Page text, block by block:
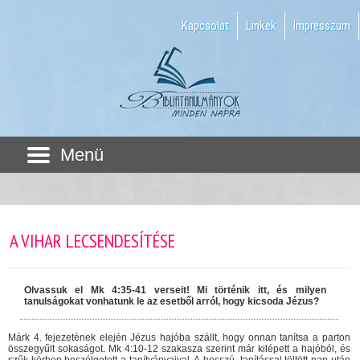
Kapcsolat Linkek Impresszum
Menü
A VIHAR LECSENDESÍTÉSE
Olvassuk el Mk 4:35-41 verseit! Mi történik itt, és milyen
tanulságokat vonhatunk le az esetből arról, hogy kicsoda Jézus?
Márk 4. fejezetének elején Jézus hajóba szállt, hogy onnan tanítsa a parton
összegyűlt sokaságot. Mk 4:10-12 szakasza szerint már kilépett a hajóból, és